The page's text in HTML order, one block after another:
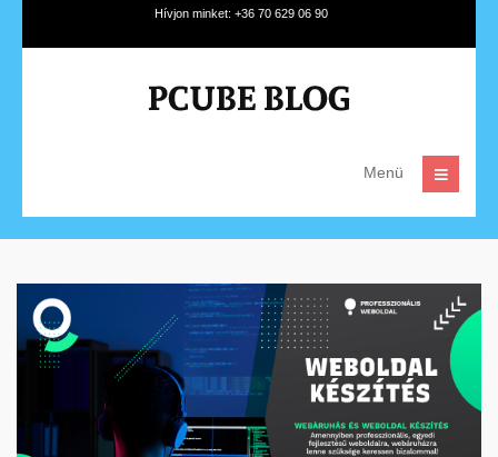
Hívjon minket: +36 70 629 06 90
Menü